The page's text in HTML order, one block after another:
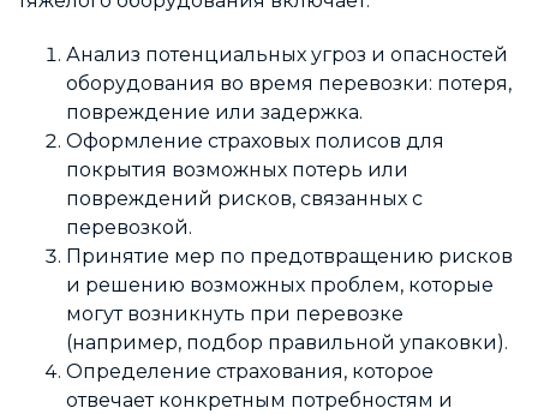
Анализ потенциальных угроз и опасностей
оборудования во время перевозки: потеря,
повреждение или задержка.
Оформление страховых полисов для
покрытия возможных потерь или
повреждений рисков, связанных с
перевозкой.
Принятие мер по предотвращению рисков
и решению возможных проблем, которые
могут возникнуть при перевозке
(например, подбор правильной упаковки).
Определение страхования, которое
отвечает конкретным потребностям и